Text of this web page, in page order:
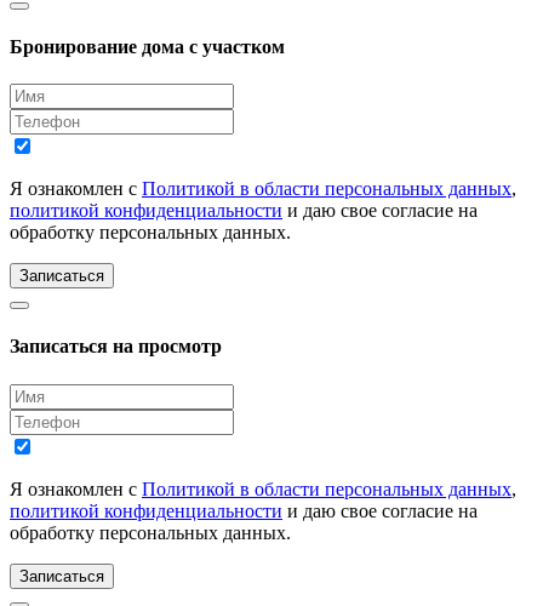
Бронирование дома с участком
Я ознакомлен с Политикой в области персональных данных,
политикой конфиденциальности и даю свое согласие на
обработку персональных данных.
Записаться
Записаться на просмотр
Я ознакомлен с Политикой в области персональных данных,
политикой конфиденциальности и даю свое согласие на
обработку персональных данных.
Записаться